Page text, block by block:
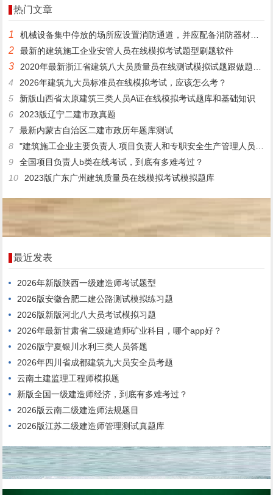
热门文章
1 机械设备集中停放的场所应设置消防通道，并应配备消防器材。()
2 最新的建筑施工企业安管人员在线模拟考试题型刷题软件
3
2020年最新浙江省建筑八大员质量员在线测试模拟试题跟做题app
4
2026年建筑九大员标准员在线模拟考试，应该怎么考？
5
新版山西省太原建筑三类人员A证在线模拟考试题库和基础知识
6
2023版辽宁二建市政真题
7
最新内蒙古自治区二建市政历年题库测试
8
"建筑施工企业主要负责人.项目负责人和专职安全生产管理人员应当在安全生产考核合格证书有效期届满前()个月内,经所在企业向原考核机关申请证书延续。"
9
全国项目负责人b类在线考试，到底有多难考过？
10
2023版广东广州建筑质量员在线模拟考试模拟题库
最近发表
2026年新版陕西一级建造师考试题型
2026版安徽合肥二建公路测试模拟练习题
2026版新版河北八大员考试模拟习题
2026年最新甘肃省二级建造师矿业科目，哪个app好？
2026版宁夏银川水利三类人员答题
2026年四川省成都建筑九大员安全员考题
云南土建监理工程师模拟题
新版全国一级建造师经济，到底有多难考过？
2026版云南二级建造师法规题目
2026版江苏二级建造师管理测试真题库